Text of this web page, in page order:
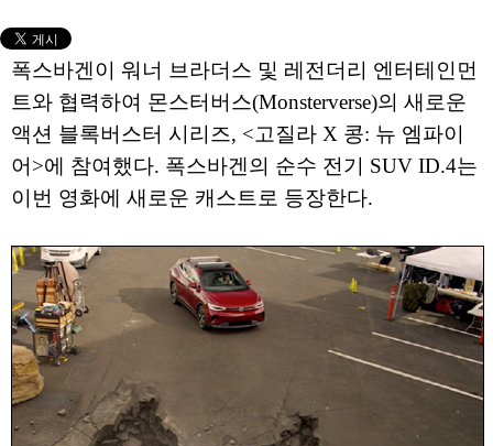
폭스바겐이 워너 브라더스 및 레전더리 엔터테인먼
트와 협력하여 몬스터버스(Monsterverse)의 새로운
액션 블록버스터 시리즈, <고질라 X 콩: 뉴 엠파이
어>에 참여했다. 폭스바겐의 순수 전기 SUV ID.4는
이번 영화에 새로운 캐스트로 등장한다.